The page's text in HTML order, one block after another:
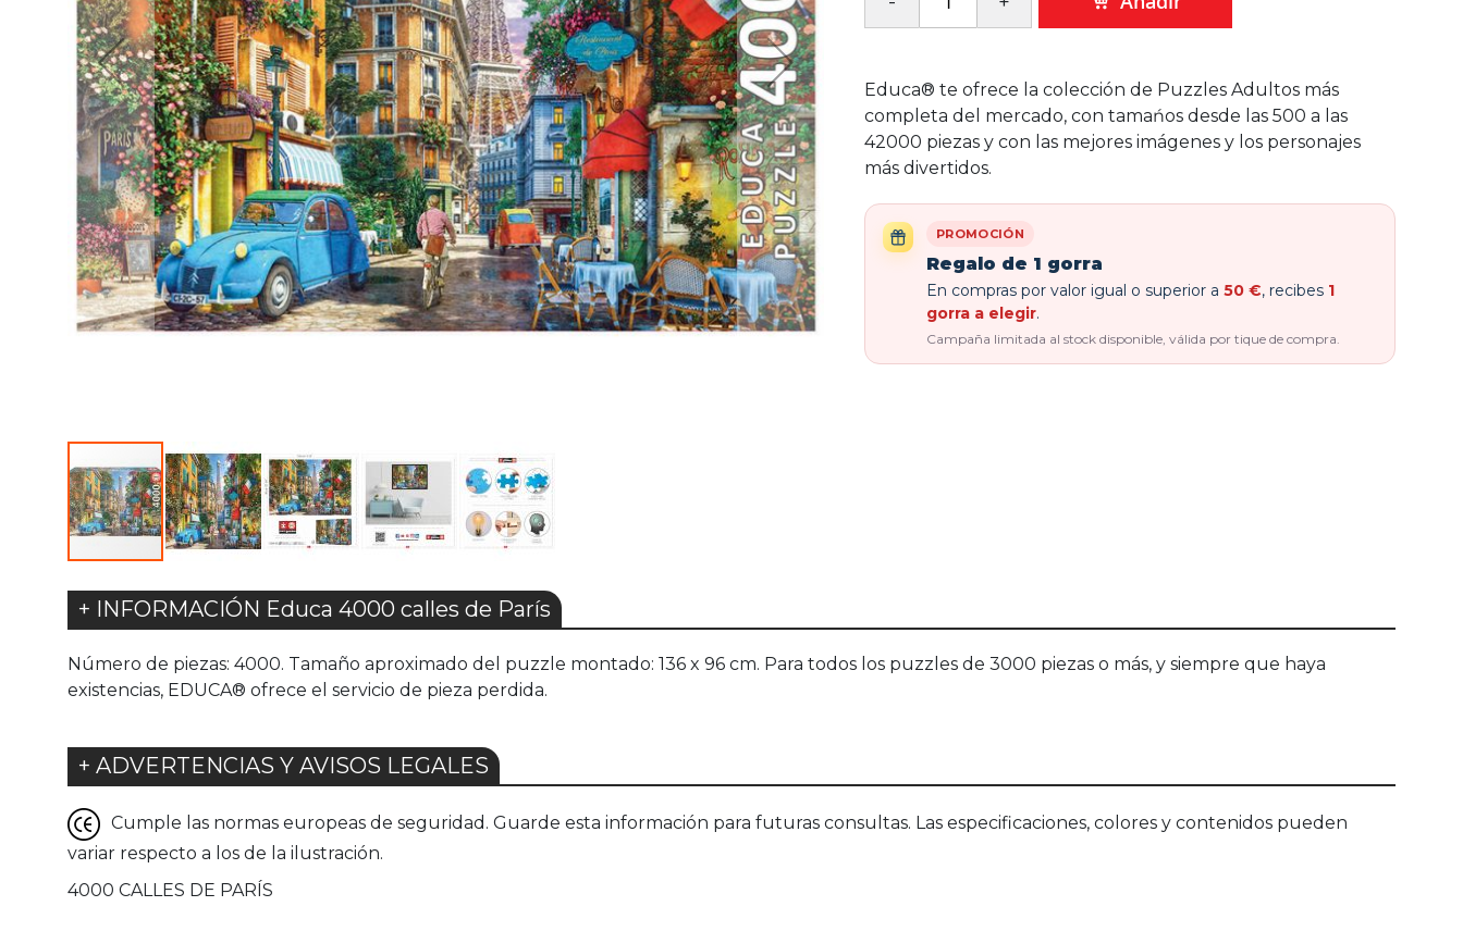
Educa® te ofrece la colección de Puzzles Adultos más
completa del mercado, con tamańos desde las 500 a las
42000 piezas y con las mejores imágenes y los personajes
más divertidos.
PROMOCIÓN
Regalo de 1 gorra
En compras por valor igual o superior a 50 €, recibes 1
gorra a elegir.
Campaña limitada al stock disponible, válida por tique de compra.
+ INFORMACIÓN Educa 4000 calles de París
Número de piezas: 4000. Tamaño aproximado del puzzle montado: 136 x 96 cm. Para todos los puzzles de 3000 piezas o más, y siempre que haya
existencias, EDUCA® ofrece el servicio de pieza perdida.
+ ADVERTENCIAS Y AVISOS LEGALES
Cumple las normas europeas de seguridad. Guarde esta información para futuras consultas. Las especificaciones, colores y contenidos pueden
variar respecto a los de la ilustración.
4000 CALLES DE PARÍS